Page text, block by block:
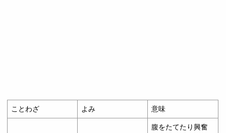
ことわざ よみ 意味
腹をたてたり興奮